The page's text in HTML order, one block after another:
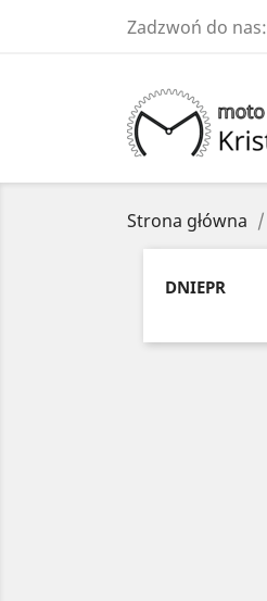
Zadzwoń do nas:
Strona główna
DNIEPR